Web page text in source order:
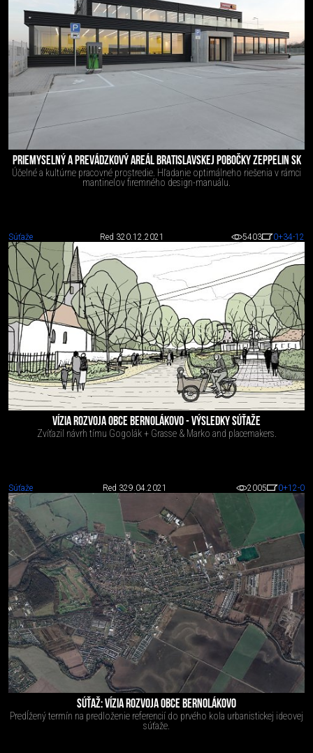
PRIEMYSELNÝ A PREVÁDZKOVÝ AREÁL BRATISLAVSKEJ POBOČKY ZEPPELIN SK
Účelné a kultúrne pracovné prostredie. Hľadanie optimálneho riešenia v rámci
mantinelov firemného design-manuálu.
Súťaže Red 320.12.2021 5403 0+34-12
VÍZIA ROZVOJA OBCE BERNOLÁKOVO - VÝSLEDKY SÚŤAŽE
Zvíťazil návrh tímu Gogolák + Grasse & Marko and placemakers.
Súťaže Red 329.04.2021 2005 0+12-0
SÚŤAŽ: VÍZIA ROZVOJA OBCE BERNOLÁKOVO
Predĺžený termín na predloženie referencií do prvého kola urbanistickej ideovej
súťaže.